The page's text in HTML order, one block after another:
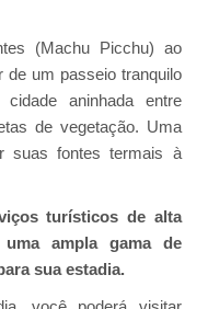
(Machu Picchu) ao
de um passeio tranquilo
aninhada entre
de vegetação. Uma
suas fontes termais à
turísticos de alta
ampla gama de
sua estadia.